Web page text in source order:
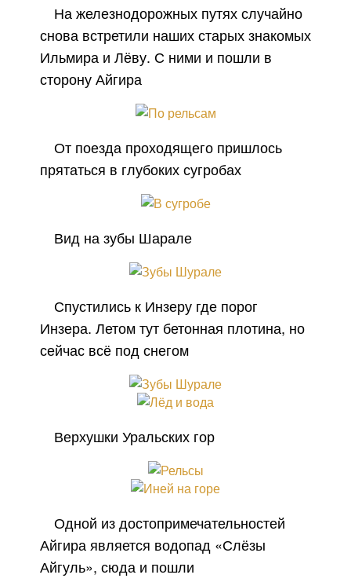
На железнодорожных путях случайно
снова встретили наших старых знакомых
Ильмира и Лёву. С ними и пошли в
сторону Айгира
От поезда проходящего пришлось
прятаться в глубоких сугробах
Вид на зубы Шарале
Спустились к Инзеру где порог
Инзера. Летом тут бетонная плотина, но
сейчас всё под снегом
Верхушки Уральских гор
Одной из достопримечательностей
Айгира является водопад «Слёзы
Айгуль», сюда и пошли